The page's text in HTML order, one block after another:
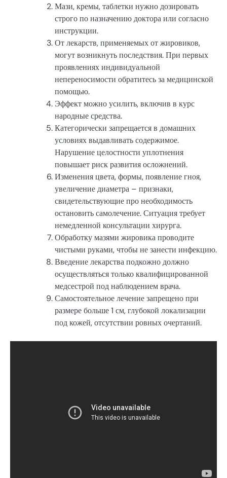
Мази, кремы, таблетки нужно дозировать
строго по назначению доктора или согласно
инструкции.
От лекарств, применяемых от жировиков,
могут возникнуть последствия. При первых
проявлениях индивидуальной
непереносимости обратитесь за медицинской
помощью.
Эффект можно усилить, включив в курс
народные средства.
Категорически запрещается в домашних
условиях выдавливать содержимое.
Нарушение целостности уплотнения
повышает риск развития осложнений.
Изменения цвета, формы, появление гноя,
увеличение диаметра – признаки,
свидетельствующие про необходимость
остановить самолечение. Ситуация требует
немедленной консультации хирурга.
Обработку мазями жировика проводите
чистыми руками, чтобы не занести инфекцию.
Введение лекарства подкожно должно
осуществляться только квалифицированной
медсестрой под наблюдением врача.
Самостоятельное лечение запрещено при
размере больше 1 см, глубокой локализации
под кожей, отсутствии ровных очертаний.